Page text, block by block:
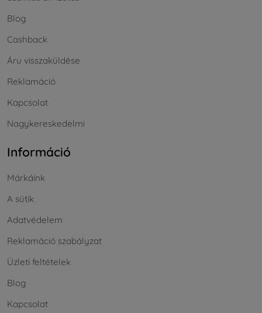
Blog
Cashback
Áru visszaküldése
Reklamáció
Kapcsolat
Nagykereskedelmi
Információ
Márkáink
A sütik
Adatvédelem
Reklamáció szabályzat
Üzleti feltételek
Blog
Kapcsolat